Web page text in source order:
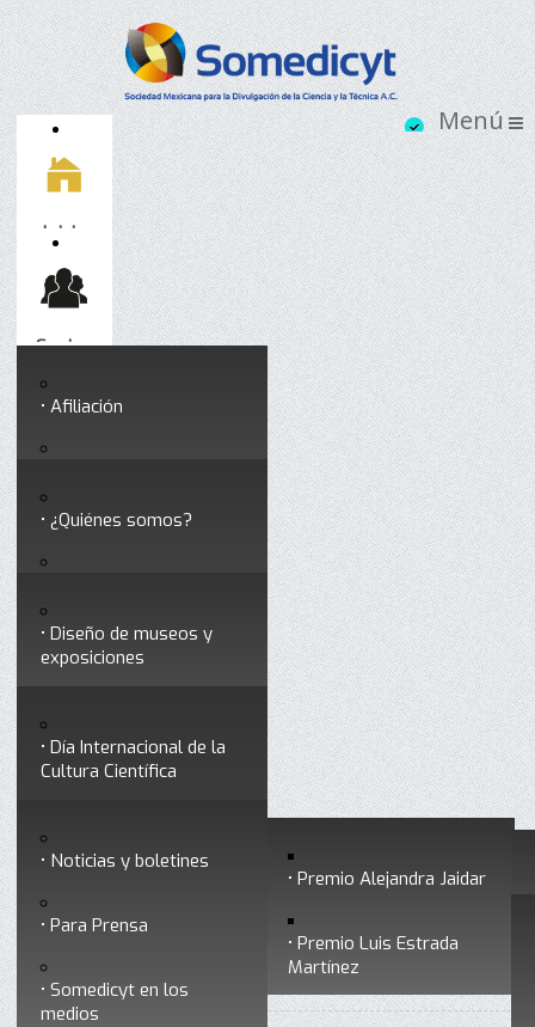
Inicio
Socios
Afiliación
Testimonios
Socios vigentes
Somedicyt
¿Quiénes somos?
Consejo Directivo
profesionales
Premios a divulgadores Premio Alejandra Jaidar
Premio Luis Estrada
Martínez
Servicios
Diseño de museos y
exposiciones
formar divulgadores
Día Internacional de la
Cultura Científica
Ciencia y Tecnología
Noticias y boletines
Para Prensa
Somedicyt en los
medios
Contacto
Radio Somedicyt
•